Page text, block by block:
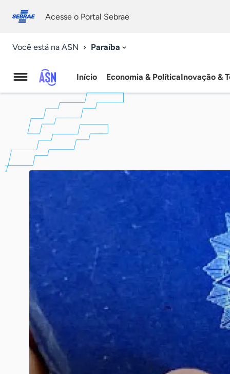
conosco
Acesse o Portal Sebrae
Você está na ASN Paraíba
Agência
Sebrae
de
Notícias
Início Economia & PolíticaInovação &